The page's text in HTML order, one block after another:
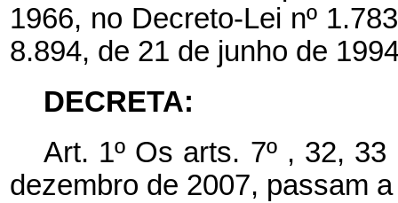
1966, no Decreto-Lei nº
8.894, de 21 de junho de
DECRETA:
Art. 1º Os arts. 7º , 32,
dezembro de 2007, passam